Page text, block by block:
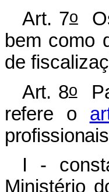
Art. 7oOs
bem como
de
Art. 8o
refere o
I -
Ministério